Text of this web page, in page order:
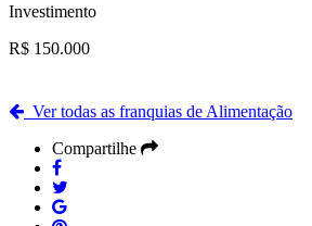
Investimento
R$ 150.000
Ver todas as franquias de Alimentação
Compartilhe